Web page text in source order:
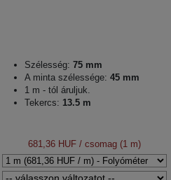
Szélesség: 75 mm
A minta szélessége: 45 mm
1 m - tól áruljuk.
Tekercs: 13.5 m
681,36 HUF/ csomag (1 m)